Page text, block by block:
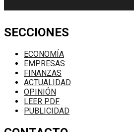
SECCIONES
ECONOMÍA
EMPRESAS
FINANZAS
ACTUALIDAD
OPINIÓN
LEER PDF
PUBLICIDAD